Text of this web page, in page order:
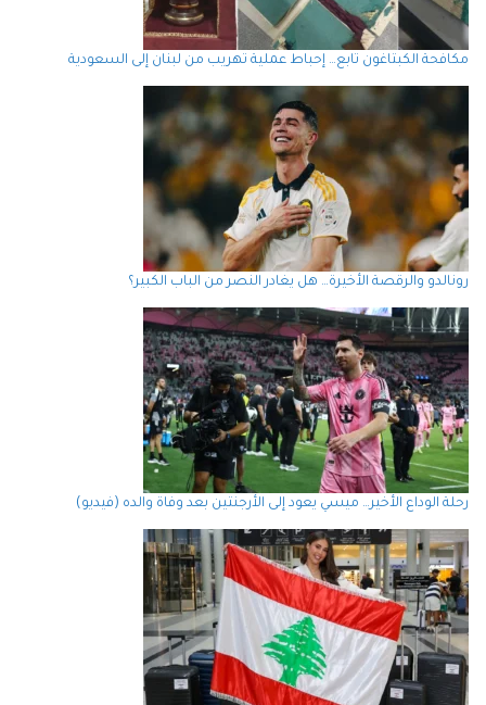
مكافحة الكبتاغون تابع… إحباط عملية تهريب من لبنان إلى السعودية
رونالدو والرقصة الأخيرة… هل يغادر النصر من الباب الكبير؟
رحلة الوداع الأخير… ميسي يعود إلى الأرجنتين بعد وفاة والده (فيديو)